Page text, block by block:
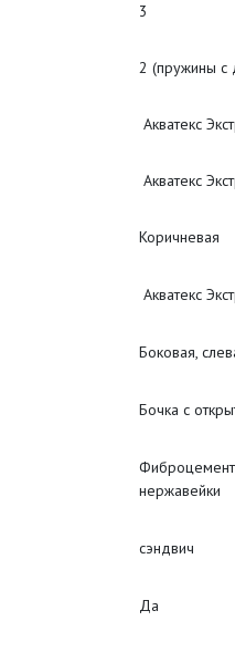
3
2 (пружины с
Акватекс
Акватекс
Коричневая
Акватекс
Боковая,
Бочка с
Фиброцемент
нержавейки
сэндвич
Да